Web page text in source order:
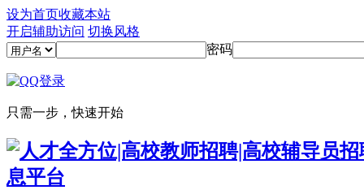
设为首页收藏本站
开启辅助访问 切换风格
密码
只需一步，快速开始